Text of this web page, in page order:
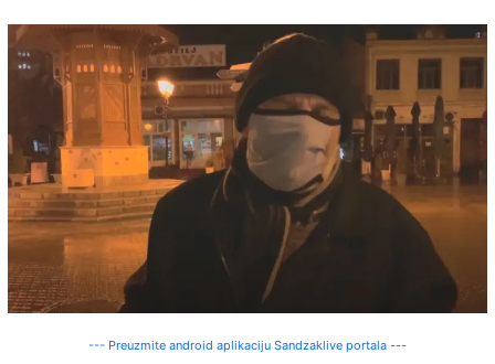
--- Preuzmite android aplikaciju Sandzaklive portala ---